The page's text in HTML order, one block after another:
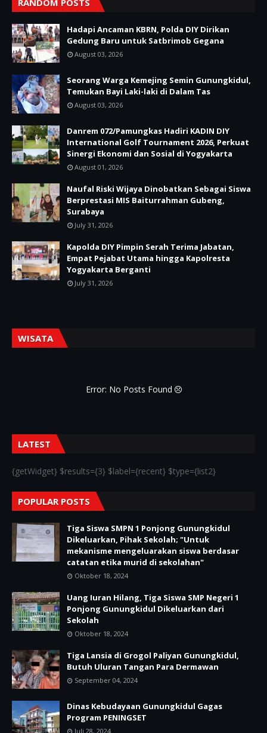
RANDOM POSTS
Hadapi Ancaman KBRN, Polda DIY Dirikan
Gedung Baru untuk Satbrimob Gegana
August 03, 2026
Seorang Warga Kemejing Semin Gunungkidul,
Temukan Bayi Laki-laki di Dalam Tas
August 03, 2026
Danrem 072/Pamungkas Hadiri KADIN DIY
International Golf Tournament 2026, Perkuat
Sinergi Ekonomi dan Sosial di Yogyakarta
August 01, 2026
Naufal Riski Wijaya Dinobatkan Sebagai Siswa
Berprestasi MIS Baiturrahman Gubeng,
Surabaya
July 31, 2026
Kapolda DIY Pimpin Serah Terima Jabatan,
Empat Pejabat Utama hingga Kapolresta
Yogyakarta Berganti
July 31, 2026
WISATA
Error: No Posts Found
LATEST
{getWidget} $results={3} $label={recent} $type={list2}
POPULAR POSTS
Tiga Siswa SMPN 1 Ponjong Gunungkidul
Dikeluarkan, Pihak Sekolah; "Untuk
mekanisme mengeluarakan siswa berdasar
catatan etika murid di sekolahan"
Oktober 18, 2024
Uang Iuran Hilang, Tiga Siswa SMP Negeri 1
Ponjong Gunungkidul Dikeluarkan dari
Sekolah
Oktober 18, 2024
Tiga Lansia di Grogol Paliyan Gunungkidul,
Butuh Uluran Tangan Para Dermawan
September 04, 2024
Dinas Kebudayaan Gunungkidul Gagas
Program PENINGSET
Juli 28, 2024